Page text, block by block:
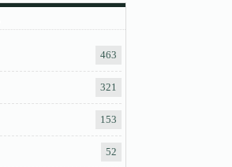
463
321
153
52